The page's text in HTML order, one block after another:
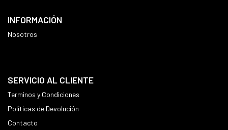
INFORMACIÓN
Nosotros
SERVICIO AL CLIENTE
Terminos y Condiciones
Políticas de Devolución
Contacto